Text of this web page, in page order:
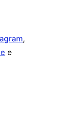
,
e